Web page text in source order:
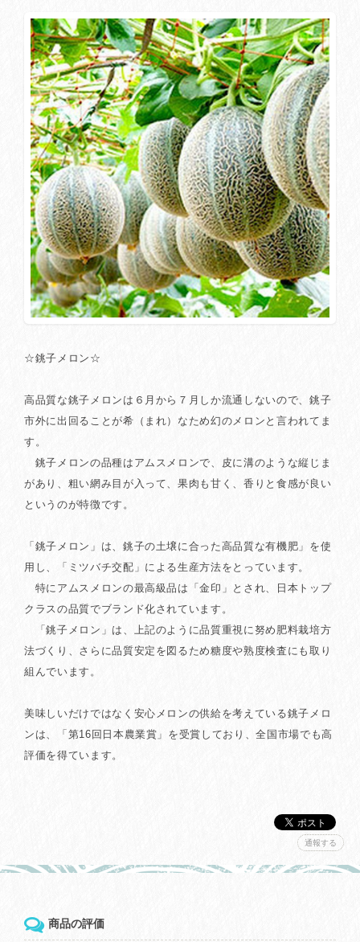
☆銚子メロン☆
高品質な銚子メロンは６月から７月しか流通しないので、銚子
市外に出回ることが希（まれ）なため幻のメロンと言われてま
す。
銚子メロンの品種はアムスメロンで、皮に溝のような縦じま
があり、粗い網み目が入って、果肉も甘く、香りと食感が良い
というのが特徴です。
「銚子メロン」は、銚子の土壌に合った高品質な有機肥」を使
用し、「ミツバチ交配」による生産方法をとっています。
特にアムスメロンの最高級品は「金印」とされ、日本トップ
クラスの品質でブランド化されています。
「銚子メロン」は、上記のように品質重視に努め肥料栽培方
法づくり、さらに品質安定を図るため糖度や熟度検査にも取り
組んでいます。
美味しいだけではなく安心メロンの供給を考えている銚子メロ
ンは、「第16回日本農業賞」を受賞しており、全国市場でも高
評価を得ています。
通報する
商品の評価